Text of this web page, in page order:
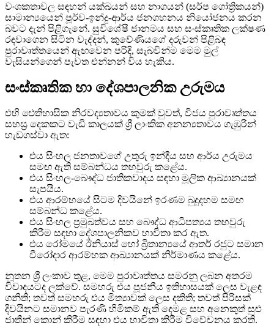
වංශකතාවල සඳහන් යක්ඛයන් සහ නාගයන් (සර්ප ගෝත්‍රිකයන්)
සාමාන්‍යයෙන් පූර්ව-ඉන්දු-ආර්ය ජනගහනය නියෝජනය කරන
බවට දැන් පිළිගැනේ. සුවිශේෂී ජානමය සහ සංස්කෘතික ලක්ෂණ
රඳවාගෙන සිටින වැද්දන්, කුවේණියගේ දරුවන් පිළිබඳ
පුරාවෘත්තයෙන් ඇඟවෙන පරිදි, සැබවින්ම මෙම මුල්
වැසියන්ගෙන් පැවත එන්නන් විය හැකිය.
සංස්කෘතික හා දේශපාලනික උරුමය
එහි ඓතිහාසික නිරවද්‍යතාවය කුමක් වුවත්, විජය පුරාවෘත්තය
සහස්‍ර දෙකකට වැඩි කාලයක් ශ්‍රී ලාංකික අනන්‍යතාවය ගැඹුරින්
හැඩගස්වා ඇත:
එය සිංහල ජනතාවගේ උතුරු ඉන්දීය සහ ආර්ය උරුමය
සමඟ ඇති සම්බන්ධය තහවුරු කළේය.
එය සිංහල-බෞද්ධ ජාතිකවාදය සඳහා මූලික ආඛ්‍යානයක්
සැපයීය.
එය ආරම්භයේ සිටම දිවයිනේ ඉරණම බුදුදහම සමඟ
සම්බන්ධ කළේය.
එය සිංහල ප්‍රමුඛත්වය සහ බෞද්ධ ආධිපත්‍යය තහවුරු
කිරීම සඳහා දේශපාලනිකව භාවිතා කර ඇත.
එය රෝමයේ ඊනියාස් හෝ බ්‍රිතාන්‍යයේ ආතර් රජුට සමාන
වීරෝදාර ආරම්භක ආඛ්‍යානයක් නිර්මාණය කළේය.
නූතන ශ්‍රී ලංකාව තුළ, මෙම පුරාවෘත්තය සමරනු ලබන අතරම
විවාදයටද ලක්වේ. සමහරු එය පූජනීය ඉතිහාසයක් ලෙස වැළඳ
ගනිති; තවත් සමහරු එය මිත්‍යාවක් ලෙස දකිති; තවත් පිරිසක්
දිවයිනට සමානව පැරණි හිමිකම් ඇති දෙමළ සහ අනෙකුත් සුළු
ජාතීන් කොන් කිරීම සඳහා එය භාවිතා කිරීම විවේචනය කරති.